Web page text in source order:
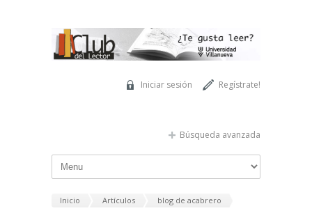
Regístrate!
Iniciar sesión
Búsqueda avanzada
Inicio Artículos blog de acabrero